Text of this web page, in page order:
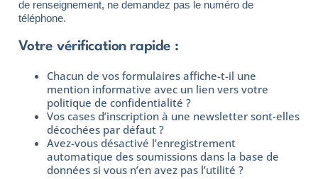
de renseignement, ne demandez pas le numéro de
téléphone.
Votre vérification rapide :
Chacun de vos formulaires affiche-t-il une
mention informative avec un lien vers votre
politique de confidentialité ?
Vos cases d’inscription à une newsletter sont-elles
décochées par défaut ?
Avez-vous désactivé l’enregistrement
automatique des soumissions dans la base de
données si vous n’en avez pas l’utilité ?